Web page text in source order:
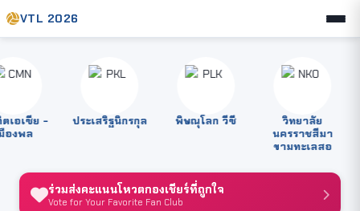
VTL 2026
อเซีย -
งพล
ประเสริฐนิกรกุล พิษณุโลก วีซี
วิทยาลัย
นครราชสีมา
ขามทะเลสอ
ร่วมส่งคะแนนโหวตกองเชียร์ที่ถูกใจ
Vote for Your Favorite Fan Club